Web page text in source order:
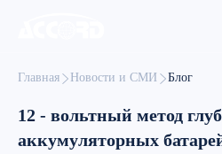
Главная Новости и СМИ Блог
12 - вольтный метод
аккумуляторных